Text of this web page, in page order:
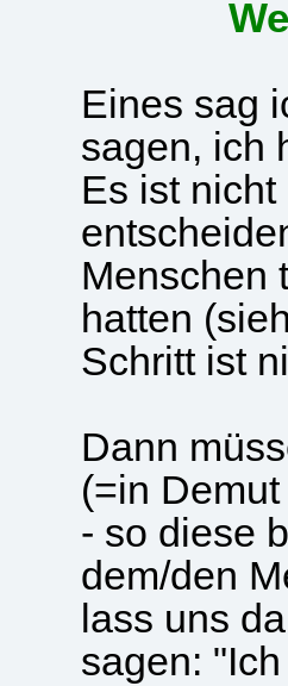
Eines sag
sagen, ich
Es ist
Menschen
hatten
Schritt ist
Dann
(=in
- so diese
dem/den
lass uns
sagen: